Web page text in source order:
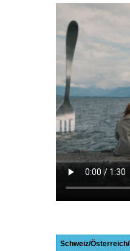
Schweiz Österreich